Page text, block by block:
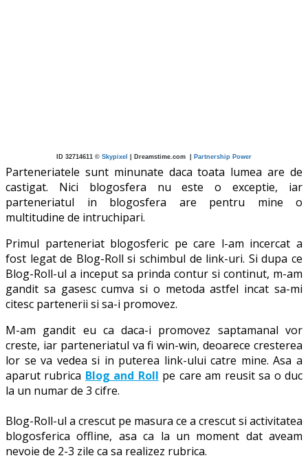
ID 32714611 © Skypixel | Dreamstime.com Partnership Power
Parteneriatele sunt minunate daca toata lumea are de
castigat. Nici blogosfera nu este o exceptie, iar
parteneriatul in blogosfera are pentru mine o
multitudine de intruchipari.
Primul parteneriat blogosferic pe care l-am incercat a
fost legat de Blog-Roll si schimbul de link-uri. Si dupa ce
Blog-Roll-ul a inceput sa prinda contur si continut, m-am
gandit sa gasesc cumva si o metoda astfel incat sa-mi
citesc partenerii si sa-i promovez.
M-am gandit eu ca daca-i promovez saptamanal vor
creste, iar parteneriatul va fi win-win, deoarece cresterea
lor se va vedea si in puterea link-ului catre mine. Asa a
aparut rubrica Blog and Roll pe care am reusit sa o duc
la un numar de 3 cifre.
Blog-Roll-ul a crescut pe masura ce a crescut si activitatea
blogosferica offline, asa ca la un moment dat aveam
nevoie de 2-3 zile ca sa realizez rubrica.